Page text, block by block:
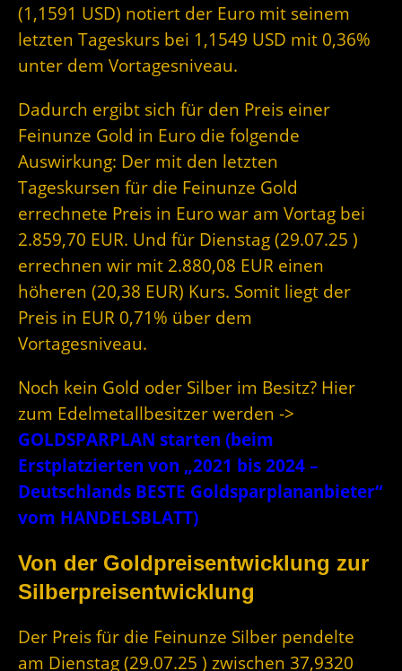
(1,1591 USD) notiert der Euro mit seinem
letzten Tageskurs bei 1,1549 USD mit 0,36%
unter dem Vortagesniveau.
Dadurch ergibt sich für den Preis einer
Feinunze Gold in Euro die folgende
Auswirkung: Der mit den letzten
Tageskursen für die Feinunze Gold
errechnete Preis in Euro war am Vortag bei
2.859,70 EUR. Und für Dienstag (29.07.25 )
errechnen wir mit 2.880,08 EUR einen
höheren (20,38 EUR) Kurs. Somit liegt der
Preis in EUR 0,71% über dem
Vortagesniveau.
Noch kein Gold oder Silber im Besitz? Hier
zum Edelmetallbesitzer werden ->
GOLDSPARPLAN starten (beim
Erstplatzierten von „2021 bis 2024 –
Deutschlands BESTE Goldsparplananbieter“
vom HANDELSBLATT)
Von der Goldpreisentwicklung zur
Silberpreisentwicklung
Der Preis für die Feinunze Silber pendelte
am Dienstag (29.07.25 ) zwischen 37,9320